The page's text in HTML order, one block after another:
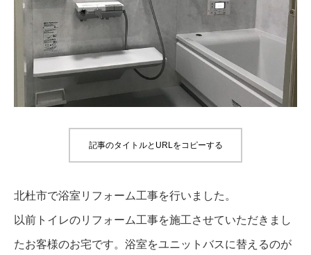
記事のタイトルとURLをコピーする
北杜市で浴室リフォーム工事を行いました。
以前トイレのリフォーム工事を施工させていただきまし
たお客様のお宅です。浴室をユニットバスに替えるのが